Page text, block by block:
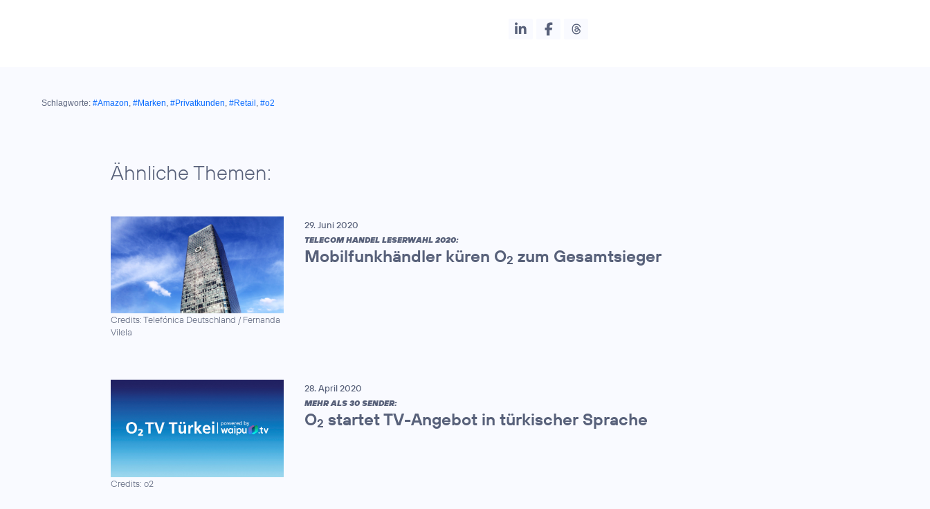
Schlagworte: #Amazon #Marken #Privatkunden #Retail #o2
Ähnliche Themen:
Credits: Telefónica Deutschland / Fernanda
Vilela
29. Juni 2020
TELECOM HANDEL LESERWAHL 2020:
Mobilfunkhändler küren O2 zum Gesamtsieger
Credits: o2
28. April 2020
MEHR ALS 30 SENDER:
O2 startet TV-Angebot in türkischer Sprache